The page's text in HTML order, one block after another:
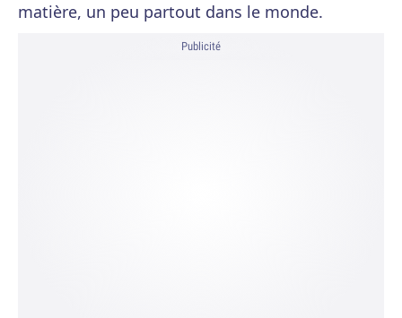
matière, un peu partout dans le monde.
Publicité